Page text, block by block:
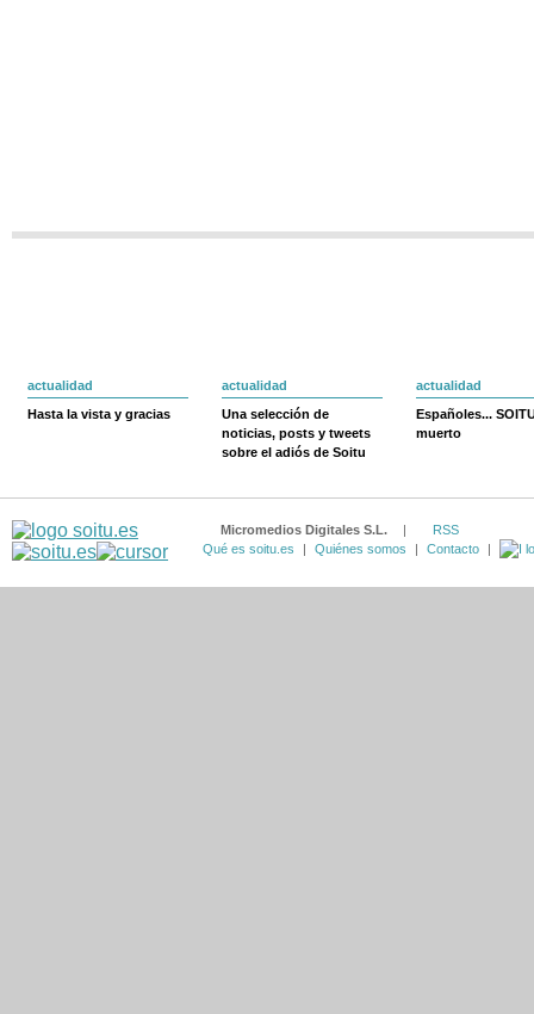
actualidad
Hasta la vista y gracias
actualidad
Una selección de
noticias, posts y tweets
sobre el adiós de Soitu
actualidad
Españoles...
muerto
Micromedios Digitales S.L. |
RSS
Qué es soitu.es
| Quiénes somos | Contacto |